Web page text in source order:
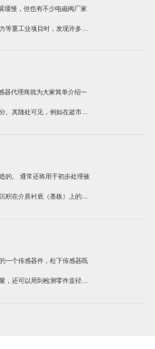
缓慢，但也有不少电磁阀厂家
等重工业项目时，发现许多项
代理商就为大家简单介绍一
其随处可见，例如在超市柜
。 通常还将用于初步处理被
在介质衬底（基板）上的，
一个传感器件，松下传感器既
，还可以用到检测零件直径、